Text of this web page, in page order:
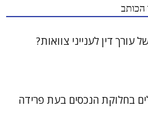
הכותב
עורך דין לענייני צוואות?
בחלוקת הנכסים בעת פרידה